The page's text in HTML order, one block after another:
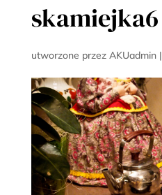
skamiejka6
utworzone przez AKUadmin|